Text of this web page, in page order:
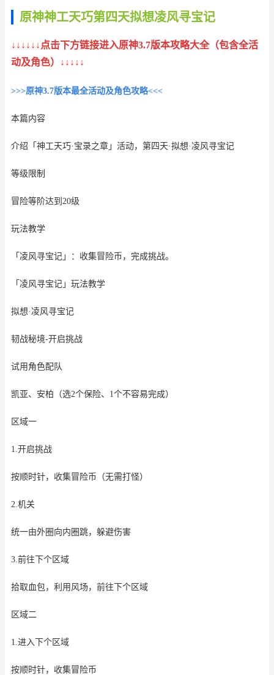
原神神工天巧第四天拟想凌风寻宝记
↓↓↓↓↓↓点击下方链接进入原神3.7版本攻略大全（包含全活
动及角色）↓↓↓↓↓
>>>原神3.7版本最全活动及角色攻略<<<
本篇内容
介绍「神工天巧·宝录之章」活动，第四天·拟想·凌风寻宝记
等级限制
冒险等阶达到20级
玩法教学
「凌风寻宝记」：收集冒险币，完成挑战。
「凌风寻宝记」玩法教学
拟想·凌风寻宝记
韧战秘境-开启挑战
试用角色配队
凯亚、安柏（选2个保险、1个不容易完成）
区域一
1.开启挑战
按顺时针，收集冒险币（无需打怪）
2.机关
统一由外圈向内圈跳，躲避伤害
3.前往下个区域
拾取血包，利用风场，前往下个区域
区域二
1.进入下个区域
按顺时针，收集冒险币